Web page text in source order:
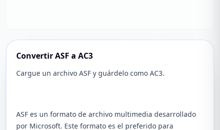
Convertir ASF a AC3
Cargue un archivo ASF y guárdelo como AC3.
ASF es un formato de archivo multimedia desarrollado
por Microsoft. Este formato es el preferido para